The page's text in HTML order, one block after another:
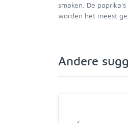
smaken. De
worden het meest
Andere